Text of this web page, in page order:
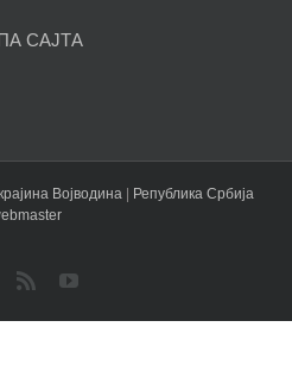
САЈТА
Војводина | Република Србија
Facebook
Rss YouTube